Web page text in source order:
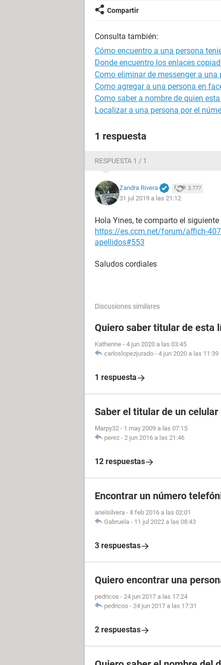
Compartir
Consulta también:
Cómo encuentro a una persona
Donde encuentro los enlaces
Como eliminar de messenger a una
Como agregar a una persona en
Como saber a nombre de quien
Localizar a una persona por el
1 respuesta
RESPUESTA 1 / 1
Zandra Rivera 3.777
31 jul 2019 a las 21:12
Hola Yines, te comparto el
https://es.ccm.net/forum/affich-
apellidos#553
Saludos cordiales
Discusiones similares
Quiero saber titular de esta
Katherine - 4 jun 2020 a las 03:45
carloslopezjurado - 4 jun 2020 a las 11:39
1 respuesta
Saber el titular de un celular
Marpy32 - 1 may 2009 a las 07:15
perez - 2 jun 2016 a las 21:46
12 respuestas
Encontrar un número
arielsilvera - 8 feb 2016 a las 02:01
Gabruela - 11 jul 2022 a las 08:43
3 respuestas
Quiero encontrar una
pedricos - 24 jun 2017 a las 17:24
pedricos - 24 jun 2017 a las 17:31
2 respuestas